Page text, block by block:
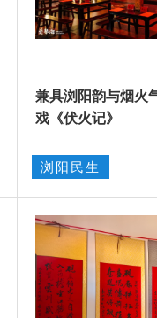
兼具浏阳韵与烟火
戏《伏火记》
浏阳民生